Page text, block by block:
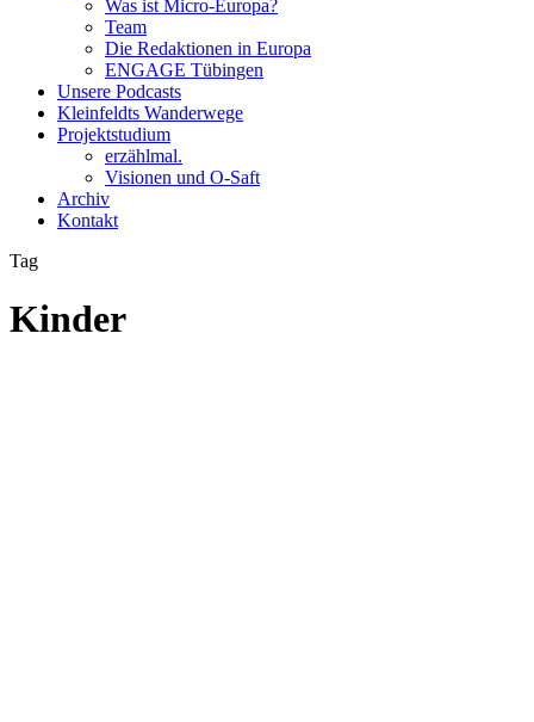
Was ist Micro-Europa?
Team
Die Redaktionen in Europa
ENGAGE Tübingen
Unsere Podcasts
Kleinfeldts Wanderwege
Projektstudium
erzählmal.
Visionen und O-Saft
Archiv
Kontakt
Tag
Kinder